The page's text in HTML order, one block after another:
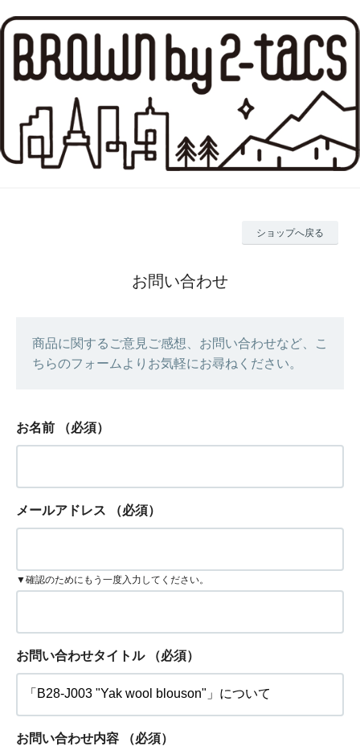
ショップへ戻る
お問い合わせ
商品に関するご意見ご感想、お問い合わせなど、こ
ちらのフォームよりお気軽にお尋ねください。
お名前 （必須）
メールアドレス （必須）
▼確認のためにもう一度入力してください。
お問い合わせタイトル （必須）
お問い合わせ内容 （必須）